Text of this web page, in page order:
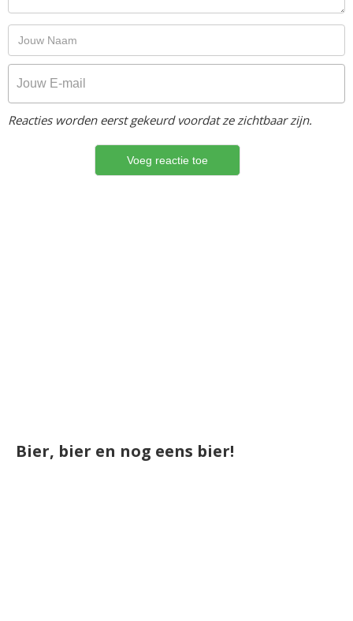
Reacties worden eerst gekeurd voordat ze zichtbaar zijn.
Bier, bier en nog eens bier!